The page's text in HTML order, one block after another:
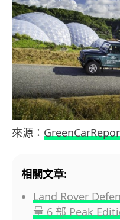
來源：
相關文章:
Land Rover
量 6 部 Peak